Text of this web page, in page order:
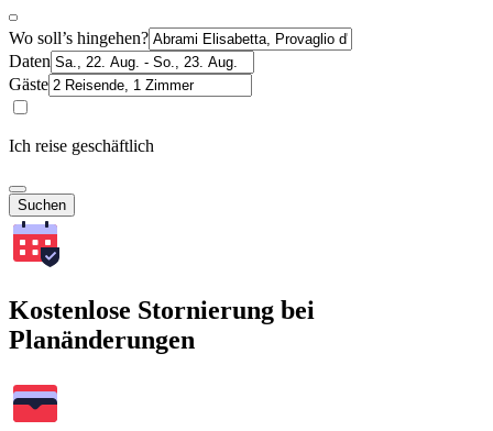
Wo soll’s hingehen?
Daten
Gäste
Ich reise geschäftlich
Suchen
Kostenlose Stornierung bei
Planänderungen